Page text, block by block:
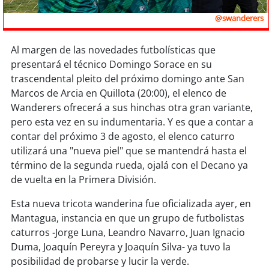
Sostenibilidad
soyarica
soy iquique
soycalama
soyantofagasta
soycopiapó
soyvalparaíso
soyquillota
@swanderers
Al margen de las novedades futbolísticas que
presentará el técnico Domingo Sorace en su
trascendental pleito del próximo domingo ante San
Marcos de Arcia en Quillota (20:00), el elenco de
Wanderers ofrecerá a sus hinchas otra gran variante,
pero esta vez en su indumentaria. Y es que a contar a
contar del próximo 3 de agosto, el elenco caturro
utilizará una "nueva piel" que se mantendrá hasta el
término de la segunda rueda, ojalá con el Decano ya
de vuelta en la Primera División.
Esta nueva tricota wanderina fue oficializada ayer, en
Mantagua, instancia en que un grupo de futbolistas
caturros -Jorge Luna, Leandro Navarro, Juan Ignacio
Duma, Joaquín Pereyra y Joaquín Silva- ya tuvo la
posibilidad de probarse y lucir la verde.